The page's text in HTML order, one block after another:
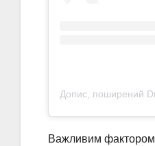
Допис, поширений
Важливим